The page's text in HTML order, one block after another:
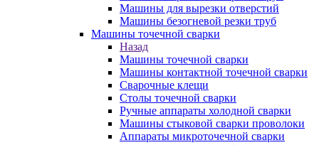
Машины для вырезки отверстий
Машины безогневой резки труб
Машины точечной сварки
Назад
Машины точечной сварки
Машины контактной точечной сварки
Сварочные клещи
Столы точечной сварки
Ручные аппараты холодной сварки
Машины стыковой сварки проволоки
Аппараты микроточечной сварки